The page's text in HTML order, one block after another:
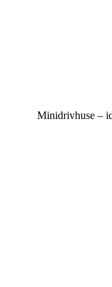
Minidrivhuse –